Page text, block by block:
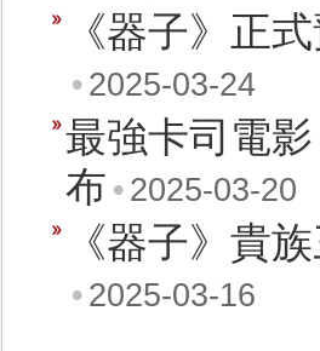
《器子》正
• 2025-03-24
最強卡司電
布 • 2025-03-20
《器子》貴
• 2025-03-16